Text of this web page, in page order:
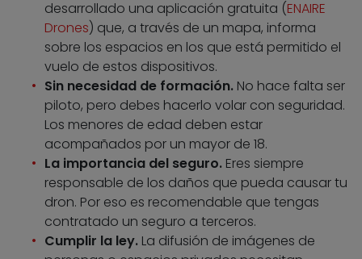
desarrollado una aplicación gratuita (ENAIRE
Drones) que, a través de un mapa, informa
sobre los espacios en los que está permitido el
vuelo de estos dispositivos.
Sin necesidad de formación. No hace falta ser
piloto, pero debes hacerlo volar con seguridad.
Los menores de edad deben estar
acompañados por un mayor de 18.
La importancia del seguro. Eres siempre
responsable de los daños que pueda causar tu
dron. Por eso es recomendable que tengas
contratado un seguro a terceros.
Cumplir la ley. La difusión de imágenes de